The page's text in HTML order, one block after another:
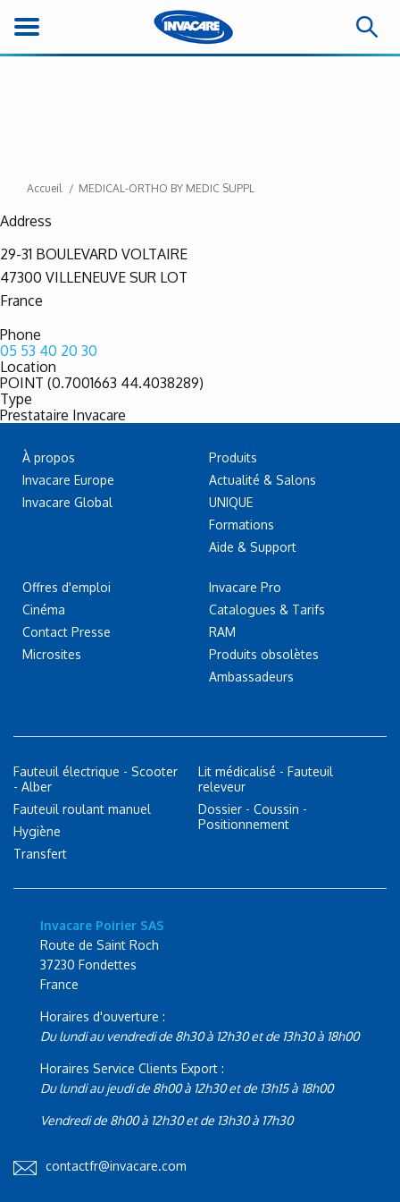
Accueil MEDICAL-ORTHO BY MEDIC SUPPL
Address
29-31 BOULEVARD VOLTAIRE
47300 VILLENEUVE SUR LOT
France
Phone
05 53 40 20 30
Location
POINT (0.7001663 44.4038289)
Type
Prestataire Invacare
À propos
Invacare Europe
Invacare Global
Offres d'emploi
Cinéma
Contact Presse
Microsites
Produits
Actualité & Salons
UNIQUE
Formations
Aide & Support
Invacare Pro
Catalogues & Tarifs
RAM
Produits obsolètes
Ambassadeurs
Fauteuil électrique - Scooter
- Alber
Fauteuil roulant manuel
Hygiène
Transfert
Lit médicalisé - Fauteuil
releveur
Dossier - Coussin -
Positionnement
Invacare Poirier SAS
Route de Saint Roch
37230 Fondettes
France
Horaires d'ouverture :
Du lundi au vendredi de 8h30 à 12h30 et de 13h30 à 18h00
Horaires Service Clients Export :
Du lundi au jeudi de 8h00 à 12h30 et de 13h15 à 18h00
Vendredi de 8h00 à 12h30 et de 13h30 à 17h30
contactfr@invacare.com